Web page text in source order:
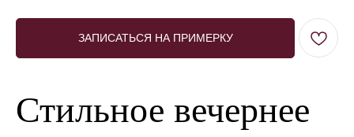
ЗАПИСАТЬСЯ НА ПРИМЕРКУ
Стильное вечернее